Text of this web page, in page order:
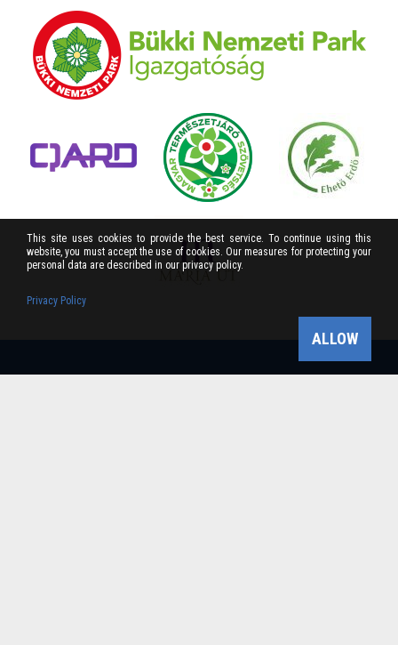
This site uses cookies to provide the best service. To continue using this
website, you must accept the use of cookies. Our measures for protecting your
personal data are described in our privacy policy.
Privacy Policy
ALLOW